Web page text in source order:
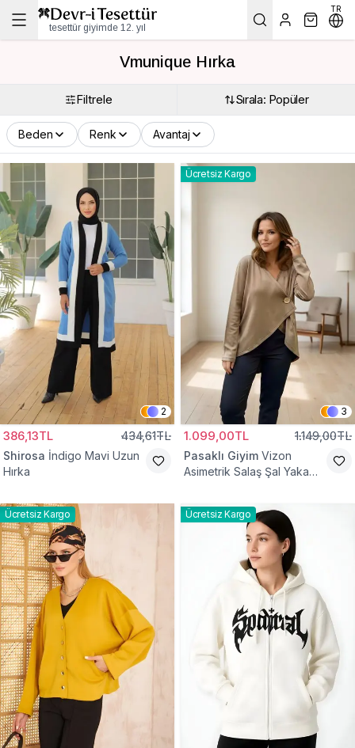
tesettür giyimde 12. yıl
TR
Vmunique Hırka
Filtrele Sırala: Popüler
Beden Renk Avantaj
2
386,13TL 434,61TL
Shirosa İndigo Mavi Uzun
Hırka
Ücretsiz Kargo
3
1.099,00TL 1.149,00TL
Pasaklı Giyim Vizon
Asimetrik Salaş Şal Yaka
Ücretsiz Kargo Ücretsiz Kargo